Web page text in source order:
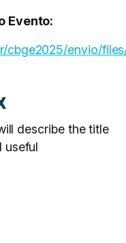
Evento:
envio/
describe the title
useful